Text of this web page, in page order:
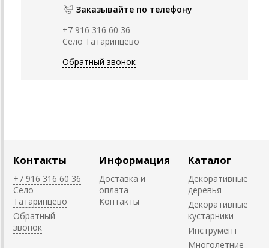
Заказывайте по телефону
+7 916 316 60 36
Село Татаринцево
Обратный звонок
Контакты
+7 916 316 60 36
Село
Татаринцево
Обратный
звонок
Информация
Доставка и
оплата
Контакты
Каталог
Декоративные
деревья
Декоративные
кустарники
Инструмент
Многолетние